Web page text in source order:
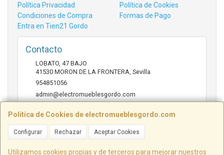
Política de Cookies de electromueblesgordo.com
Configurar Rechazar Aceptar Cookies
Utilizamos cookies propias y de terceros para mejorar nuestros
Política Privacidad
Política de Cookies
Condiciones de Compra
Formas de Pago
Entra en Tien21 Gordo
Contacto
LOBATO, 47 BAJO
41530 MORON DE LA FRONTERA Sevilla
954851056
admin@electromueblesgordo.com
Horario
cerrado.